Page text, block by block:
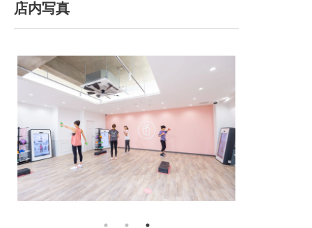
店内写真